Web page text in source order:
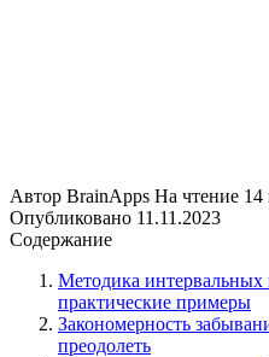
Автор BrainApps На чтение 14
Опубликовано 11.11.2023
Содержание
Методика
практические примеры
Закономерность
преодолеть